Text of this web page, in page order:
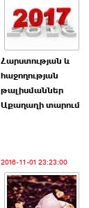
Հարստության և
հաջողության
թալիսմաններ
Աքաղաղի տարում
2016-11-01 23:23:00